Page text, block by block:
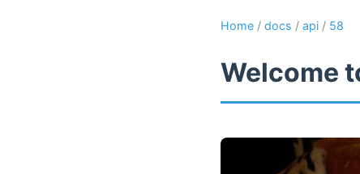
Home / docs / api / 58
Welcome